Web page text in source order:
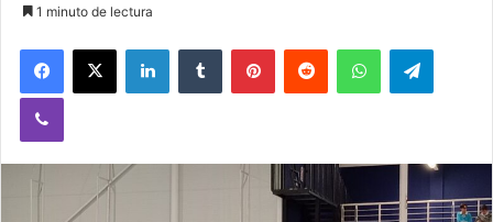
1 minuto de lectura